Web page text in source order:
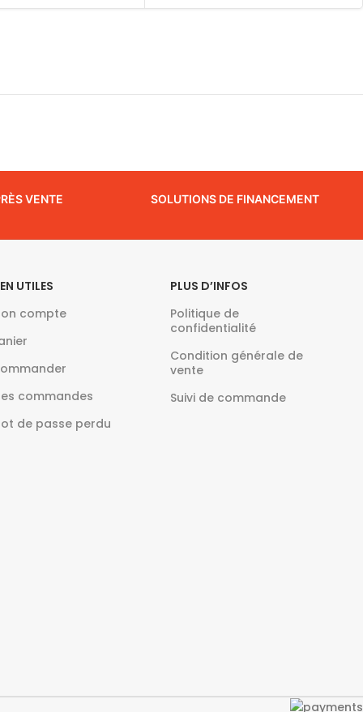
VENTE SOLUTIONS DE FINANCEMENT
UTILES
compte
commandes
de passe perdu
PLUS D’INFOS
Politique de
confidentialité
Condition générale de
vente
Suivi de commande